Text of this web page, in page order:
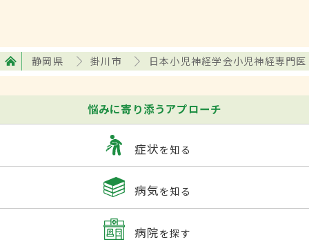
静岡県 掛川市 日本小児神経学会小児神経専門医
悩みに寄り添うアプローチ
症状を知る
病気を知る
病院を探す